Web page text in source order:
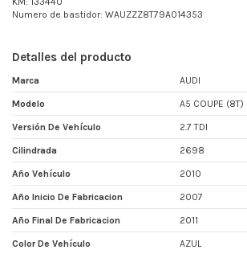
Numero de bastidor: WAUZZZ8T79A014353
Detalles del producto
Marca AUDI
Modelo A5 COUPE (8T)
Versión De Vehículo 2.7 TDI
Cilindrada 2698
Año Vehículo 2010
Año Inicio De Fabricacion 2007
Año Final De Fabricacion 2011
Color De Vehículo AZUL